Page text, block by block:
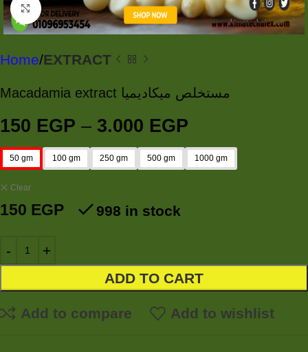
Click to enlarge
Home EXTRACT
Macadamia extract مستخلص ميكاديميا
150 EGP – 3.000 EGP
50 gm 100 gm 250 gm 500 gm 1000 gm
Clear
150 EGP 998 in stock
ADD TO CART
Add to compare Add to wishlist